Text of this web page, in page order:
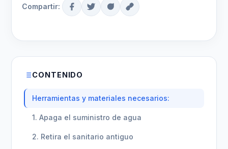
Compartir:
CONTENIDO
Herramientas y materiales necesarios:
1. Apaga el suministro de agua
2. Retira el sanitario antiguo